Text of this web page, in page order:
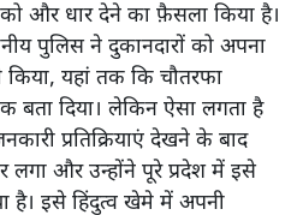
को और धार देने का फ़ैसला किया है।
पुलिस ने दुकानदारों को अपना
यहां तक कि चौतरफा
बता दिया। लेकिन ऐसा लगता है
प्रतिक्रियाएं देखने के बाद
और उन्होंने पूरे प्रदेश में इसे
है। इसे हिंदुत्व खेमे में अपनी